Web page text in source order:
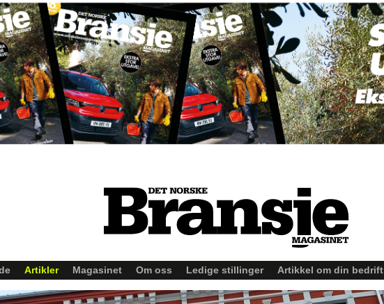
Artikler Magasinet Om oss Ledige stillinger Artikkel om din bedrift